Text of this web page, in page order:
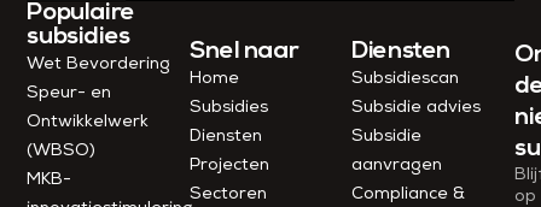
Populaire
subsidies
Wet Bevordering
Speur- en
Ontwikkelwerk
(WBSO)
MKB-
Snel naar
Home
Subsidies
Diensten
Projecten
Sectoren
Diensten
Subsidiescan
Subsidie advies
Subsidie
aanvragen
Compliance &
op